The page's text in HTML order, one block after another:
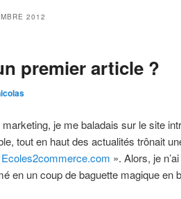
2012
premier article ?
je me baladais sur le site
tout en haut des actualités trônait
Ecoles2commerce.com ». Alors, je
en un coup de baguette magique en